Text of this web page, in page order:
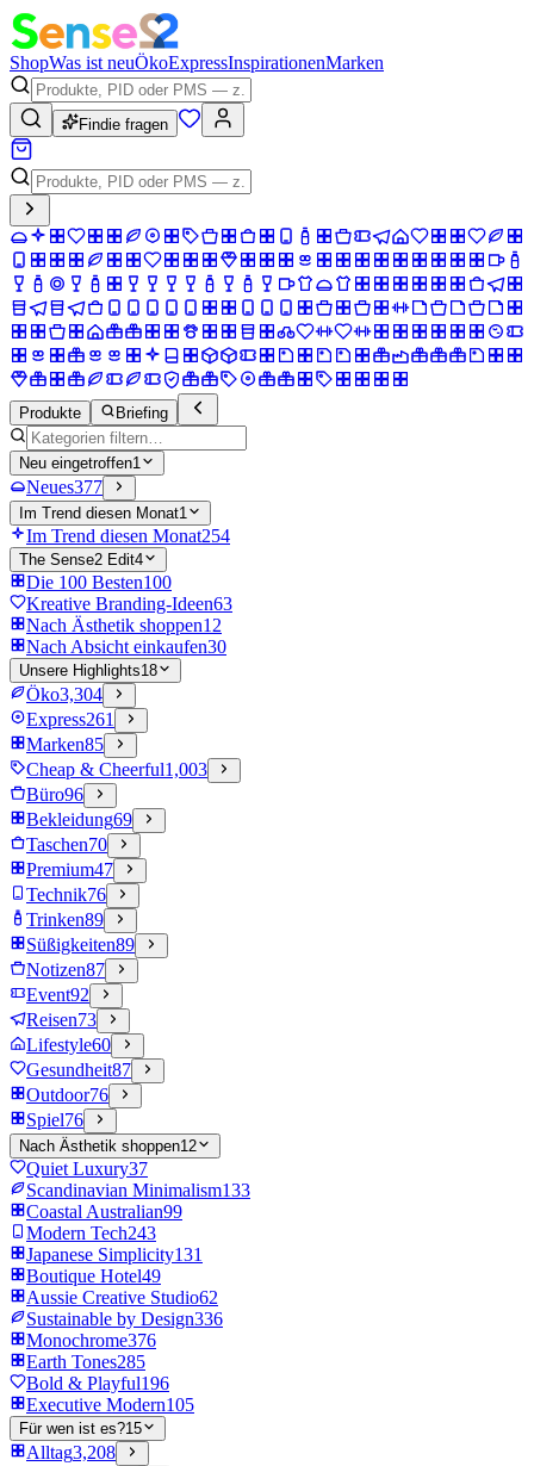
ShopWas ist neuÖkoExpressInspirationenMarken
Findie fragen
Produkte Briefing
Neu eingetroffen1
Neues377
Im Trend diesen Monat1
Im Trend diesen Monat254
The Sense2 Edit4
Die 100 Besten100
Kreative Branding-Ideen63
Nach Ästhetik shoppen12
Nach Absicht einkaufen30
Unsere Highlights18
Öko3,304
Express261
Marken85
Cheap & Cheerful1,003
Büro96
Bekleidung69
Taschen70
Premium47
Technik76
Trinken89
Süßigkeiten89
Notizen87
Event92
Reisen73
Lifestyle60
Gesundheit87
Outdoor76
Spiel76
Nach Ästhetik shoppen12
Quiet Luxury37
Scandinavian Minimalism133
Coastal Australian99
Modern Tech243
Japanese Simplicity131
Boutique Hotel49
Aussie Creative Studio62
Sustainable by Design336
Monochrome376
Earth Tones285
Bold & Playful196
Executive Modern105
Für wen ist es?15
Alltag3,208